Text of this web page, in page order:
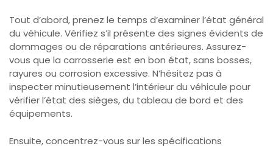
Tout d’abord, prenez le temps d’examiner l’état général
du véhicule. Vérifiez s’il présente des signes évidents de
dommages ou de réparations antérieures. Assurez-
vous que la carrosserie est en bon état, sans bosses,
rayures ou corrosion excessive. N’hésitez pas à
inspecter minutieusement l’intérieur du véhicule pour
vérifier l’état des sièges, du tableau de bord et des
équipements.
Ensuite, concentrez-vous sur les spécifications